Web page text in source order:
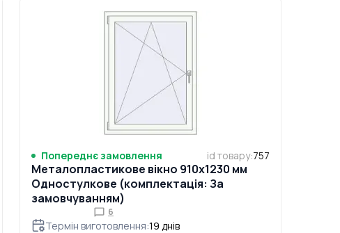
Попереднє замовлення id товару:757
Металопластикове вікно 910x1230 мм
Одностулкове (комплектація: За
замовчуванням)
6
Термін виготовлення:19 днів